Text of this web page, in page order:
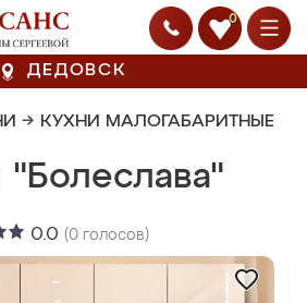
0
ДЕДОВСК
→ КУХНИ МАЛОГАБАРИТНЫЕ
"Болеслава"
0.0 (0 голосов)